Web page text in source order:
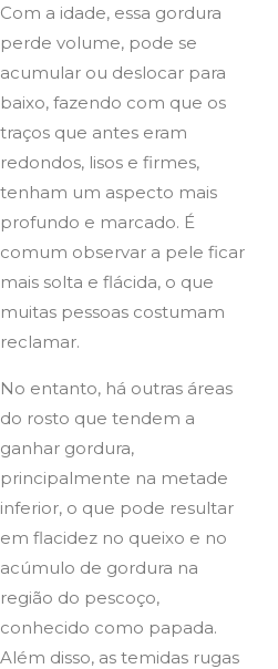
Com a idade, essa gordura
perde volume, pode se
acumular ou deslocar para
baixo, fazendo com que os
traços que antes eram
redondos, lisos e firmes,
tenham um aspecto mais
profundo e marcado. É
comum observar a pele ficar
mais solta e flácida, o que
muitas pessoas costumam
reclamar.
No entanto, há outras áreas
do rosto que tendem a
ganhar gordura,
principalmente na metade
inferior, o que pode resultar
em flacidez no queixo e no
acúmulo de gordura na
região do pescoço,
conhecido como papada.
Além disso, as temidas rugas